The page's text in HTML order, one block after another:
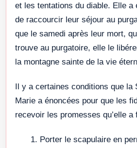
et les tentations du diable. Elle a
de raccourcir leur séjour au
que le samedi après leur mort,
trouve au purgatoire, elle le
la montagne sainte de la vie
Il y a certaines conditions que la
Marie a énoncées pour que les
recevoir les promesses qu’elle a
Porter le scapulaire en